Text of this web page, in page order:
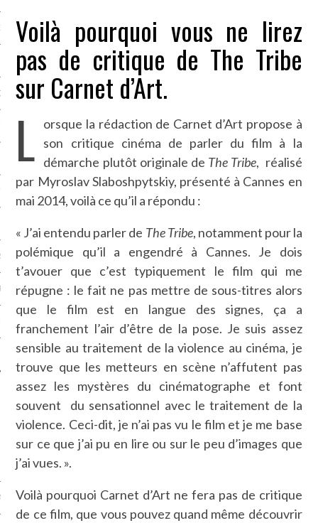
EN VOD
CARAVELLE
Voilà pourquoi vous ne lirez
pas de critique de The Tribe
sur Carnet d’Art.
L orsque la rédaction de Carnet d’Art propose à
son critique cinéma de parler du film à la
démarche plutôt originale de The Tribe, réalisé
par Myroslav Slaboshpytskiy, présenté à Cannes en
mai 2014, voilà ce qu’il a répondu :
« J’ai entendu parler de The Tribe, notamment pour la
polémique qu’il a engendré à Cannes. Je dois
t’avouer que c’est typiquement le film qui me
répugne : le fait ne pas mettre de sous-titres alors
que le film est en langue des signes, ça a
franchement l’air d’être de la pose. Je suis assez
sensible au traitement de la violence au cinéma, je
trouve que les metteurs en scène n’affutent pas
assez les mystères du cinématographe et font
souvent du sensationnel avec le traitement de la
violence. Ceci-dit, je n’ai pas vu le film et je me base
sur ce que j’ai pu en lire ou sur le peu d’images que
j’ai vues. ».
Voilà pourquoi Carnet d’Art ne fera pas de critique
de ce film, que vous pouvez quand même découvrir